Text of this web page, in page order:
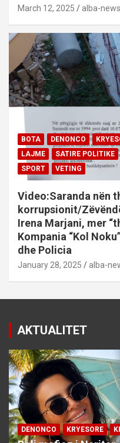
March 12, 2025 alba-news
BOTA DENONCO
LAJME
SATIRE POLITIKE
SPORT
VETING
Video:Saranda nën
korrupsionit/
Irena Marjani, mer
Kompania “Kol
dhe Policia
January 28, 2025 alba-
AKTUALITET
DENONCO KRYESORE